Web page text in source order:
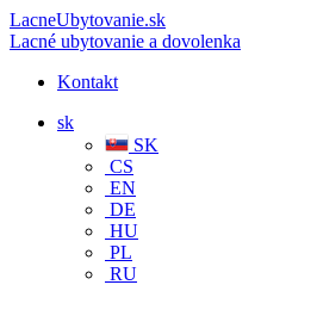
LacneUbytovanie.sk
Lacné ubytovanie a dovolenka
Kontakt
sk
SK
CS
EN
DE
HU
PL
RU